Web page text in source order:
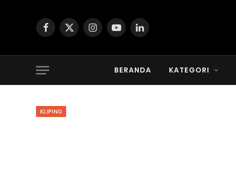
Facebook
X
InstagramYouTubeLinkedIn
BERANDA KATEGORI
KLIPING